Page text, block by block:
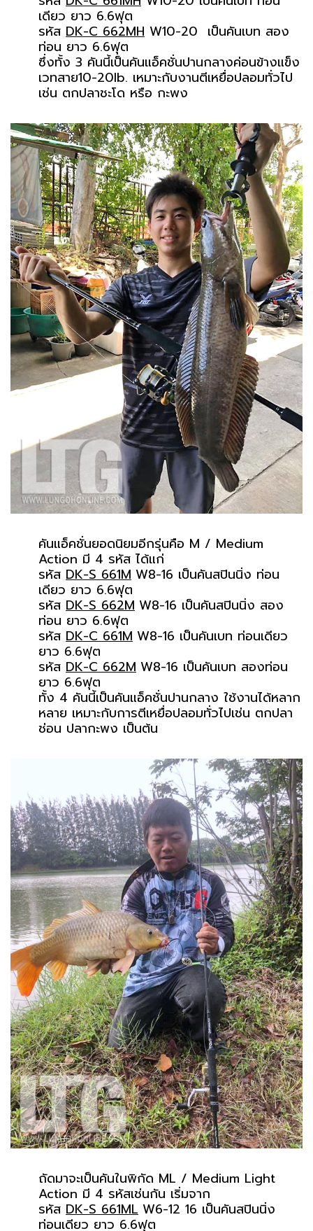
เดียว ยาว 6.6ฟุต
รหัส DK-C 662MH W10-20 เป็นคันเบท สอง
ท่อน ยาว 6.6ฟุต
ซึ่งทั้ง 3 คันนี้เป็นคันแอ็คชั่นปานกลางค่อนข้างแข็ง
เวทสาย10-20lb. เหมาะกับงานตีเหยื่อปลอมทั่วไป
เช่น ตกปลาชะโด หรือ กะพง
คันแอ็คชั่นยอดนิยมอีกรุ่นคือ M / Medium
Action มี 4 รหัส ได้แก่
รหัส DK-S 661M W8-16 เป็นคันสปินนิ่ง ท่อน
เดียว ยาว 6.6ฟุต
รหัส DK-S 662M W8-16 เป็นคันสปินนิ่ง สอง
ท่อน ยาว 6.6ฟุต
รหัส DK-C 661M W8-16 เป็นคันเบท ท่อนเดียว
ยาว 6.6ฟุต
รหัส DK-C 662M W8-16 เป็นคันเบท สองท่อน
ยาว 6.6ฟุต
ทั้ง 4 คันนี้เป็นคันแอ็คชั่นปานกลาง ใช้งานได้หลาก
หลาย เหมาะกับการตีเหยื่อปลอมทั่วไปเช่น ตกปลา
ช่อน ปลากะพง เป็นต้น
ถัดมาจะเป็นคันในพิกัด ML / Medium Light
Action มี 4 รหัสเช่นกัน เริ่มจาก
รหัส DK-S 661ML W6-12 16 เป็นคันสปินนิ่ง
ท่อนเดียว ยาว 6.6ฟุต